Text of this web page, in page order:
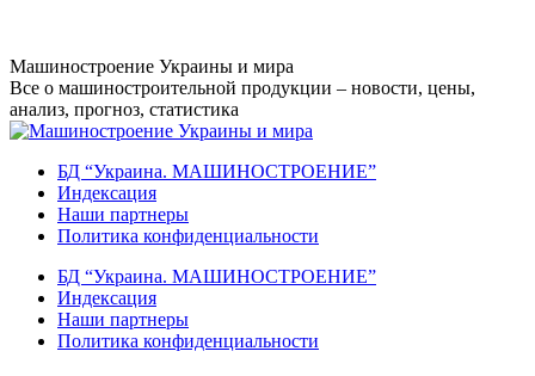
Перейти
к
содержанию
Машиностроение Украины и мира
Все о машиностроительной продукции – новости, цены,
анализ, прогноз, статистика
БД “Украина. МАШИНОСТРОЕНИЕ”
Индекcация
Наши партнеры
Политика конфиденциальности
БД “Украина. МАШИНОСТРОЕНИЕ”
Индекcация
Наши партнеры
Политика конфиденциальности